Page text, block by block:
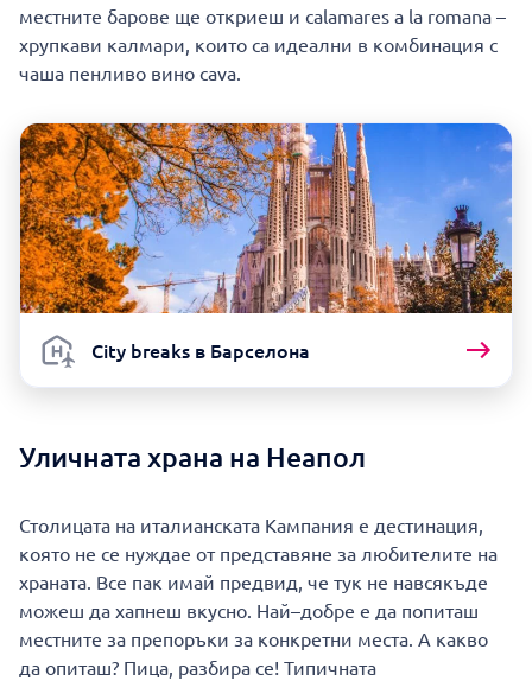
местните барове ще откриеш и calamares a la romana –
хрупкави калмари, които са идеални в комбинация с
чаша пенливо вино cava.
City breaks в Барселона
Уличната храна на Неапол
Столицата на италианската Кампания е дестинация,
която не се нуждае от представяне за любителите на
храната. Все пак имай предвид, че тук не навсякъде
можеш да хапнеш вкусно. Най–добре е да попиташ
местните за препоръки за конкретни места. А какво
да опиташ? Пица, разбира се! Типичната